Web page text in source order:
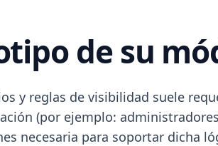
de su
y reglas de visibilidad suele
(por ejemplo:
necesaria para soportar dicha